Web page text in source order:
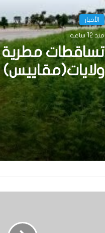
الأخبار
منذ 12 ساعة
تساقطات
ولايات(مقاييس)